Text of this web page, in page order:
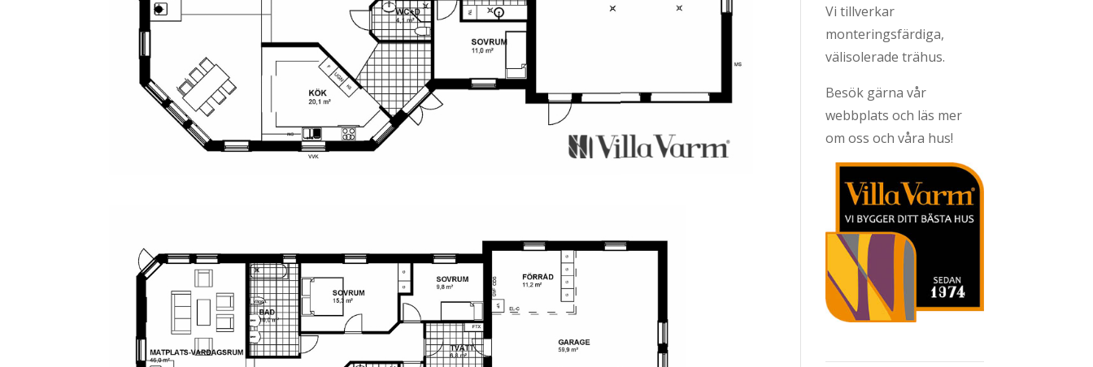
Vi tillverkar
monteringsfärdiga,
välisolerade trähus.
Besök gärna vår
webbplats och läs mer
om oss och våra hus!